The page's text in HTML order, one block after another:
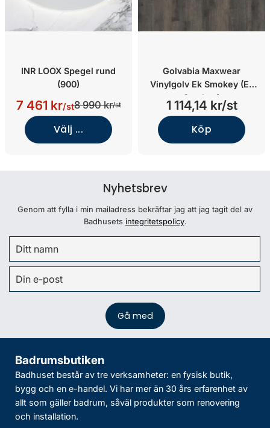
INR LOOX Spegel rund
(900)
7 461 kr/st8 990 kr/st
Välj ...
Golvabia Maxwear
Vinylgolv Ek Smokey (Ek
Smokey)
1 114,14 kr/st
Köp
Nyhetsbrev
Genom att fylla i min mailadress bekräftar jag att jag tagit del av
Badhusets integritetspolicy.
Badrumsbutiken
Badhuset består av tre verksamheter: en fysisk butik,
bygg och en e-handel. Vi har mer än 30 års erfarenhet av
allt som gäller badrum, såväl produkter som renovering
och installation.